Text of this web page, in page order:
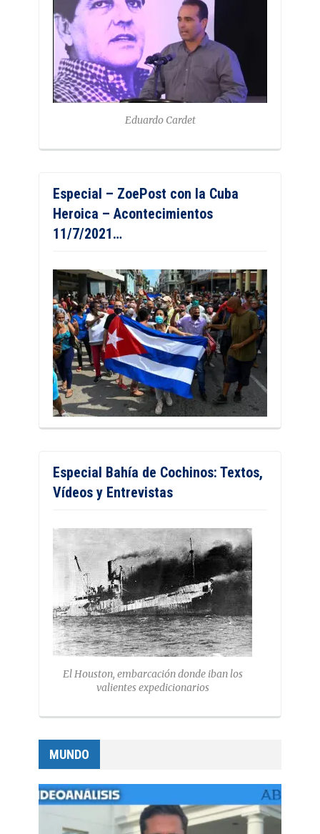
Eduardo Cardet
Especial – ZoePost con la Cuba
Heroica – Acontecimientos
11/7/2021…
Especial Bahía de Cochinos: Textos,
Vídeos y Entrevistas
El Houston, embarcación donde iban los
valientes expedicionarios
MUNDO